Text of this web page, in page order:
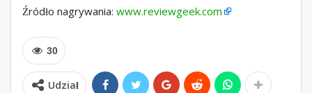
Źródło nagrywania: www.reviewgeek.com
30
Udział